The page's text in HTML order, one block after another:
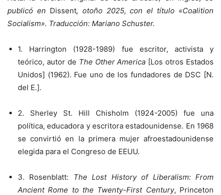
publicó en Dissent, otoño 2025, con el título «Coalition
Socialism». Traducción: Mariano Schuster.
1. Harrington (1928-1989) fue escritor, activista y
teórico, autor de The Other America [Los otros Estados
Unidos] (1962). Fue uno de los fundadores de DSC [N.
del E.].
2. Sherley St. Hill Chisholm (1924-2005) fue una
política, educadora y escritora estadounidense. En 1968
se convirtió en la primera mujer afroestadounidense
elegida para el Congreso de EEUU.
3. Rosenblatt: The Lost History of Liberalism: From
Ancient Rome to the Twenty-First Century, Princeton